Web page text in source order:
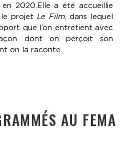
en 2020.Elle a été accueillie
projet Le Film, dans lequel
que l’on entretient avec
dont on perçoit son
on la raconte.
AU FEMA